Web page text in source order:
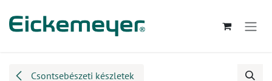
Csontsebészeti készletek